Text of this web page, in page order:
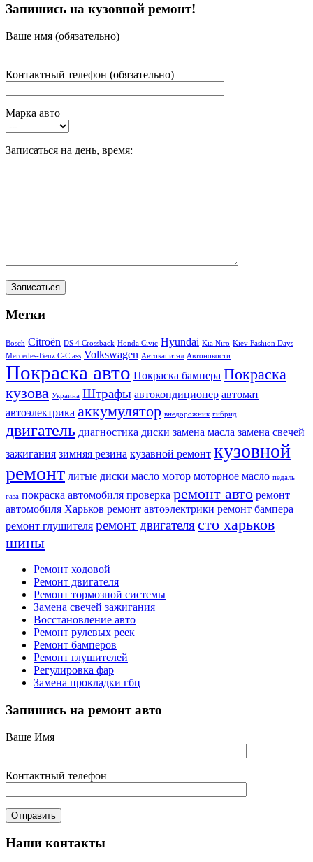
Запишись на кузовной ремонт!
Ваше имя (обязательно)
Контактный телефон (обязательно)
Марка авто
Записаться на день, время:
Метки
Bosch Citroën DS 4 Crossback Honda Civic Hyundai Kia Niro Kiev Fashion Days
Mercedes-Benz C-Class Volkswagen Автокапитал Автоновости
Покраска авто Покраска бампера Покраска
кузова Украина Штрафы автокондиционер автомат
автоэлектрика аккумулятор внедорожник гибрид
двигатель диагностика диски замена масла замена свечей
зажигания зимняя резина кузавной ремонт кузовной
ремонт литые диски масло мотор моторное масло педаль
газа покраска автомобиля проверка ремонт авто ремонт
автомобиля Харьков ремонт автоэлектрики ремонт бампера
ремонт глушителя ремонт двигателясто харьков
шины
Ремонт ходовой
Ремонт двигателя
Ремонт тормозной системы
Замена свечей зажигания
Восстановление авто
Ремонт рулевых реек
Ремонт бамперов
Ремонт глушителей
Регулировка фар
Замена прокладки гбц
Запишись на ремонт авто
Ваше Имя
Контактный телефон
Наши контакты